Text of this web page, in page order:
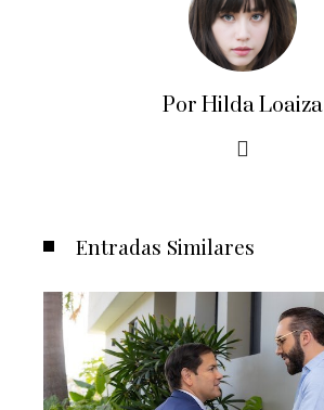
Por Hilda Loaiza
Entradas Similares